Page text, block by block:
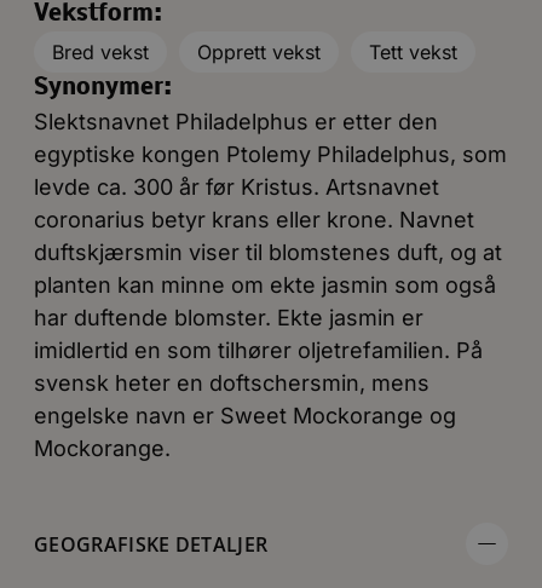
Vekstform:
Bred vekst
Opprett vekst
Tett vekst
Synonymer:
Slektsnavnet Philadelphus er etter den
egyptiske kongen Ptolemy Philadelphus, som
levde ca. 300 år før Kristus. Artsnavnet
coronarius betyr krans eller krone. Navnet
duftskjærsmin viser til blomstenes duft, og at
planten kan minne om ekte jasmin som også
har duftende blomster. Ekte jasmin er
imidlertid en som tilhører oljetrefamilien. På
svensk heter en doftschersmin, mens
engelske navn er Sweet Mockorange og
Mockorange.
GEOGRAFISKE DETALJER